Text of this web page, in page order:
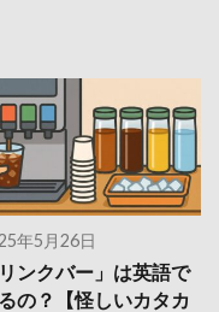
年5月26日
リンクバー」は英語で
の？【怪しいカタカ